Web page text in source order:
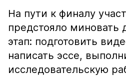
На пути к финалу
предстояло миновать
этап: подготовить
написать эссе,
исследовательскую